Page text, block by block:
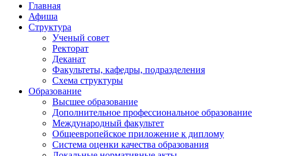
Новосибирская государственная консерватория имени
Новосибирская государственная консерватория
году распоряжением совмина РСФСР и указом
заведением в Сибири[2] и до сих пор остаётся
Глинки.
Главная
Афиша
Структура
Ученый совет
Ректорат
Деканат
Факультеты, кафедры, подразделения
Схема структуры
Образование
Высшее образование
Дополнительное профессиональное образование
Международный факультет
Общеевропейское приложение к диплому
Система оценки качества образования